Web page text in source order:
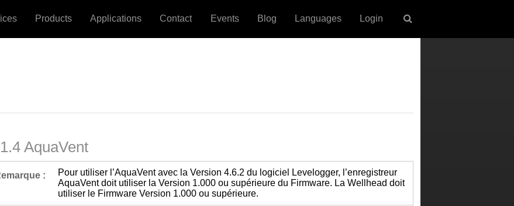
Products Applications Contact Events Blog Languages Login
AquaVent
:
Pour utiliser l’AquaVent avec la Version 4.6.2 du logiciel Levelogger, l’enregistreur
AquaVent doit utiliser la Version 1.000 ou supérieure du Firmware. La Wellhead doit
utiliser le Firmware Version 1.000 ou supérieure.